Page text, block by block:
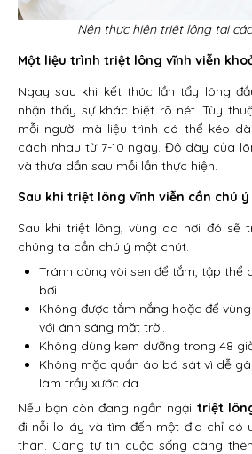
Nên thực hiện triệt lông tại
Một liệu trình triệt lông vĩnh viễn
Ngay sau khi kết thúc lần tẩy lông
nhận thấy sự khác biệt rõ nét. Tùy
mỗi người mà liệu trình có thể kéo
cách nhau từ 7-10 ngày. Độ dày của
và thưa dần sau mỗi lần thực hiện.
Sau khi triệt lông vĩnh viễn cần chú ý
Sau khi triệt lông, vùng da nơi đó sẽ
chúng ta cần chú ý một chút.
Tránh dùng vòi sen để tắm, tập thể
bơi.
Không được tắm nắng hoặc để
với ánh sáng mặt trời.
Không dùng kem dưỡng trong 48
Không mặc quần áo bó sát vì dễ
làm trầy xước da.
Nếu bạn còn đang ngần ngại triệt
đi nỗi lo áy và tìm đến một địa chỉ có
thân. Càng tự tin cuộc sống càng